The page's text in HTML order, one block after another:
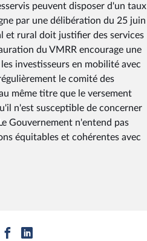
peuvent disposer d'un taux
par une délibération du 25 juin
et rural doit justifier des services
du VMRR encourage une
investisseurs en mobilité avec
le comité des
même titre que le versement
n'est susceptible de concerner
Gouvernement n'entend pas
équitables et cohérentes avec